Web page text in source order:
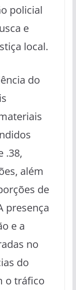
policial
e
local.
do
.38,
além
de
presença
e a
no
do
o tráfico